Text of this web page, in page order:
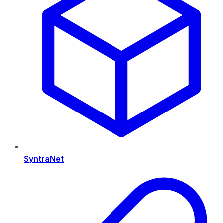
SyntraNet